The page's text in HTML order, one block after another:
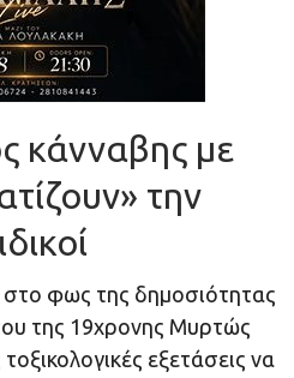
κάνναβης με
την
στο φως της δημοσιότητας
της 19χρονης Μυρτώς
εξετάσεις να